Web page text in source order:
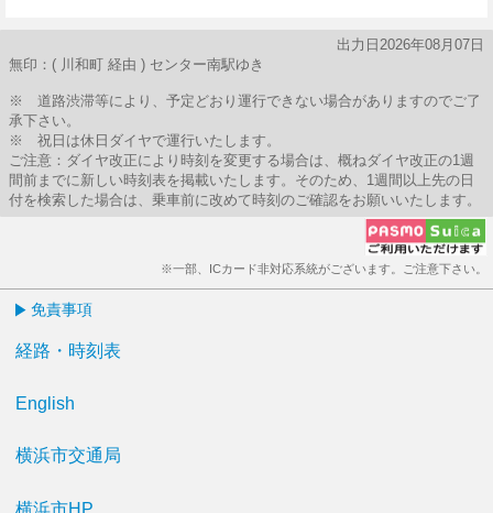
出力日2026年08月07日
無印：( 川和町 経由 ) センター南駅ゆき
※ 道路渋滞等により、予定どおり運行できない場合がありますのでご了
承下さい。
※ 祝日は休日ダイヤで運行いたします。
ご注意：ダイヤ改正により時刻を変更する場合は、概ねダイヤ改正の1週
間前までに新しい時刻表を掲載いたします。そのため、1週間以上先の日
付を検索した場合は、乗車前に改めて時刻のご確認をお願いいたします。
※一部、ICカード非対応系統がございます。ご注意下さい。
免責事項
経路・時刻表
English
横浜市交通局
横浜市HP